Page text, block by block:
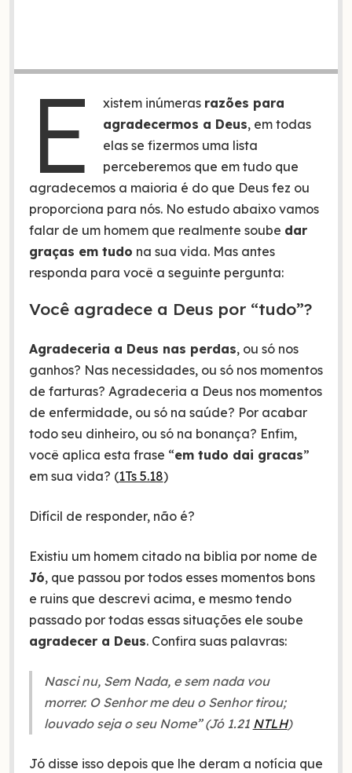
E xistem inúmeras razões para
agradecermos a Deus, em todas
elas se fizermos uma lista
perceberemos que em tudo que
agradecemos a maioria é do que Deus fez ou
proporciona para nós. No estudo abaixo vamos
falar de um homem que realmente soube dar
graças em tudo na sua vida. Mas antes
responda para você a seguinte pergunta:
Você agradece a Deus por “tudo”?
Agradeceria a Deus nas perdas, ou só nos
ganhos? Nas necessidades, ou só nos momentos
de farturas? Agradeceria a Deus nos momentos
de enfermidade, ou só na saúde? Por acabar
todo seu dinheiro, ou só na bonança? Enfim,
você aplica esta frase “em tudo dai gracas”
em sua vida? (1Ts 5.18)
Difícil de responder, não é?
Existiu um homem citado na biblia por nome de
Jó, que passou por todos esses momentos bons
e ruins que descrevi acima, e mesmo tendo
passado por todas essas situações ele soube
agradecer a Deus. Confira suas palavras:
Nasci nu, Sem Nada, e sem nada vou
morrer. O Senhor me deu o Senhor tirou;
louvado seja o seu Nome” (Jó 1.21 NTLH)
Jó disse isso depois que lhe deram a notícia que